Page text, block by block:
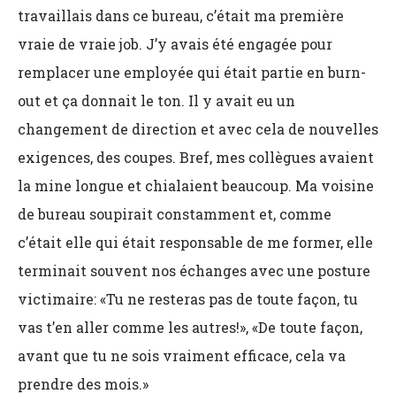
travaillais dans ce bureau, c’était ma première
vraie de vraie job. J’y avais été engagée pour
remplacer une employée qui était partie en burn-
out et ça donnait le ton. Il y avait eu un
changement de direction et avec cela de nouvelles
exigences, des coupes. Bref, mes collègues avaient
la mine longue et chialaient beaucoup. Ma voisine
de bureau soupirait constamment et, comme
c’était elle qui était responsable de me former, elle
terminait souvent nos échanges avec une posture
victimaire: «Tu ne resteras pas de toute façon, tu
vas t’en aller comme les autres!», «De toute façon,
avant que tu ne sois vraiment efficace, cela va
prendre des mois.»